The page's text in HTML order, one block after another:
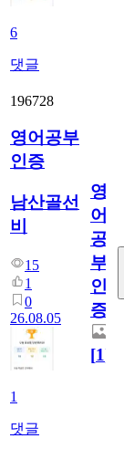
6
댓글
196728
영어공부
인증
남산골선
비
15
1
0
26.08.05
1
댓글
영
어
공
부
인
증
[1]